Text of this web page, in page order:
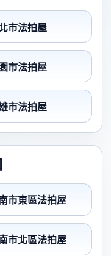
市法拍屋
市法拍屋
市法拍屋
市東區法拍屋
市北區法拍屋